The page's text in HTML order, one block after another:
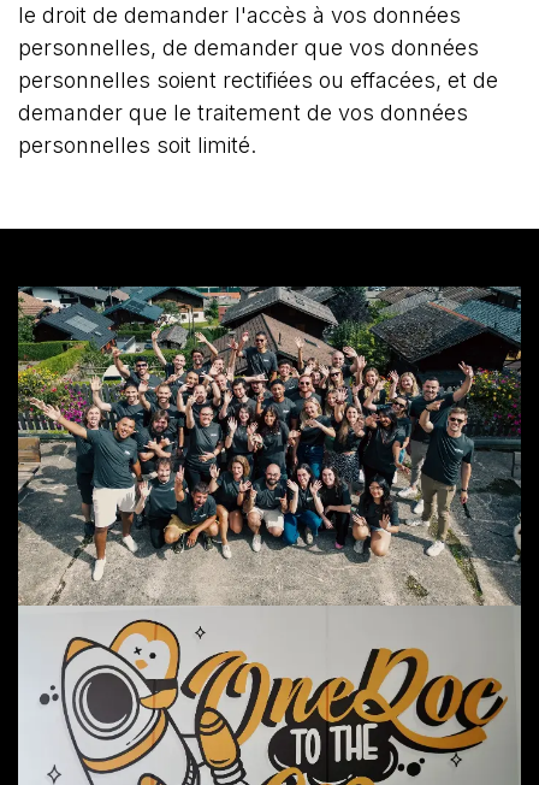
le droit de demander l'accès à vos données
personnelles, de demander que vos données
personnelles soient rectifiées ou effacées, et de
demander que le traitement de vos données
personnelles soit limité.